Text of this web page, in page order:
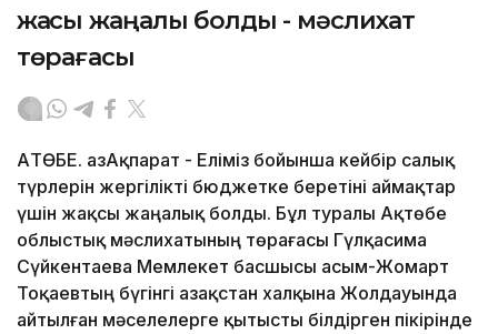
жақсы жаңалық болды - мәслихат
төрағасы
АҚТӨБЕ. ҚазАқпарат - Еліміз бойынша кейбір салық
түрлерін жергілікті бюджетке беретіні аймақтар
үшін жақсы жаңалық болды. Бұл туралы Ақтөбе
облыстық мәслихатының төрағасы Гүлқасима
Сүйкентаева Мемлекет басшысы Қасым-Жомарт
Тоқаевтың бүгінгі Қазақстан халқына Жолдауында
айтылған мәселелерге қытысты білдірген пікірінде